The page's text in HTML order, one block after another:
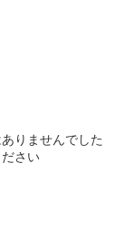
りませんでした
さい